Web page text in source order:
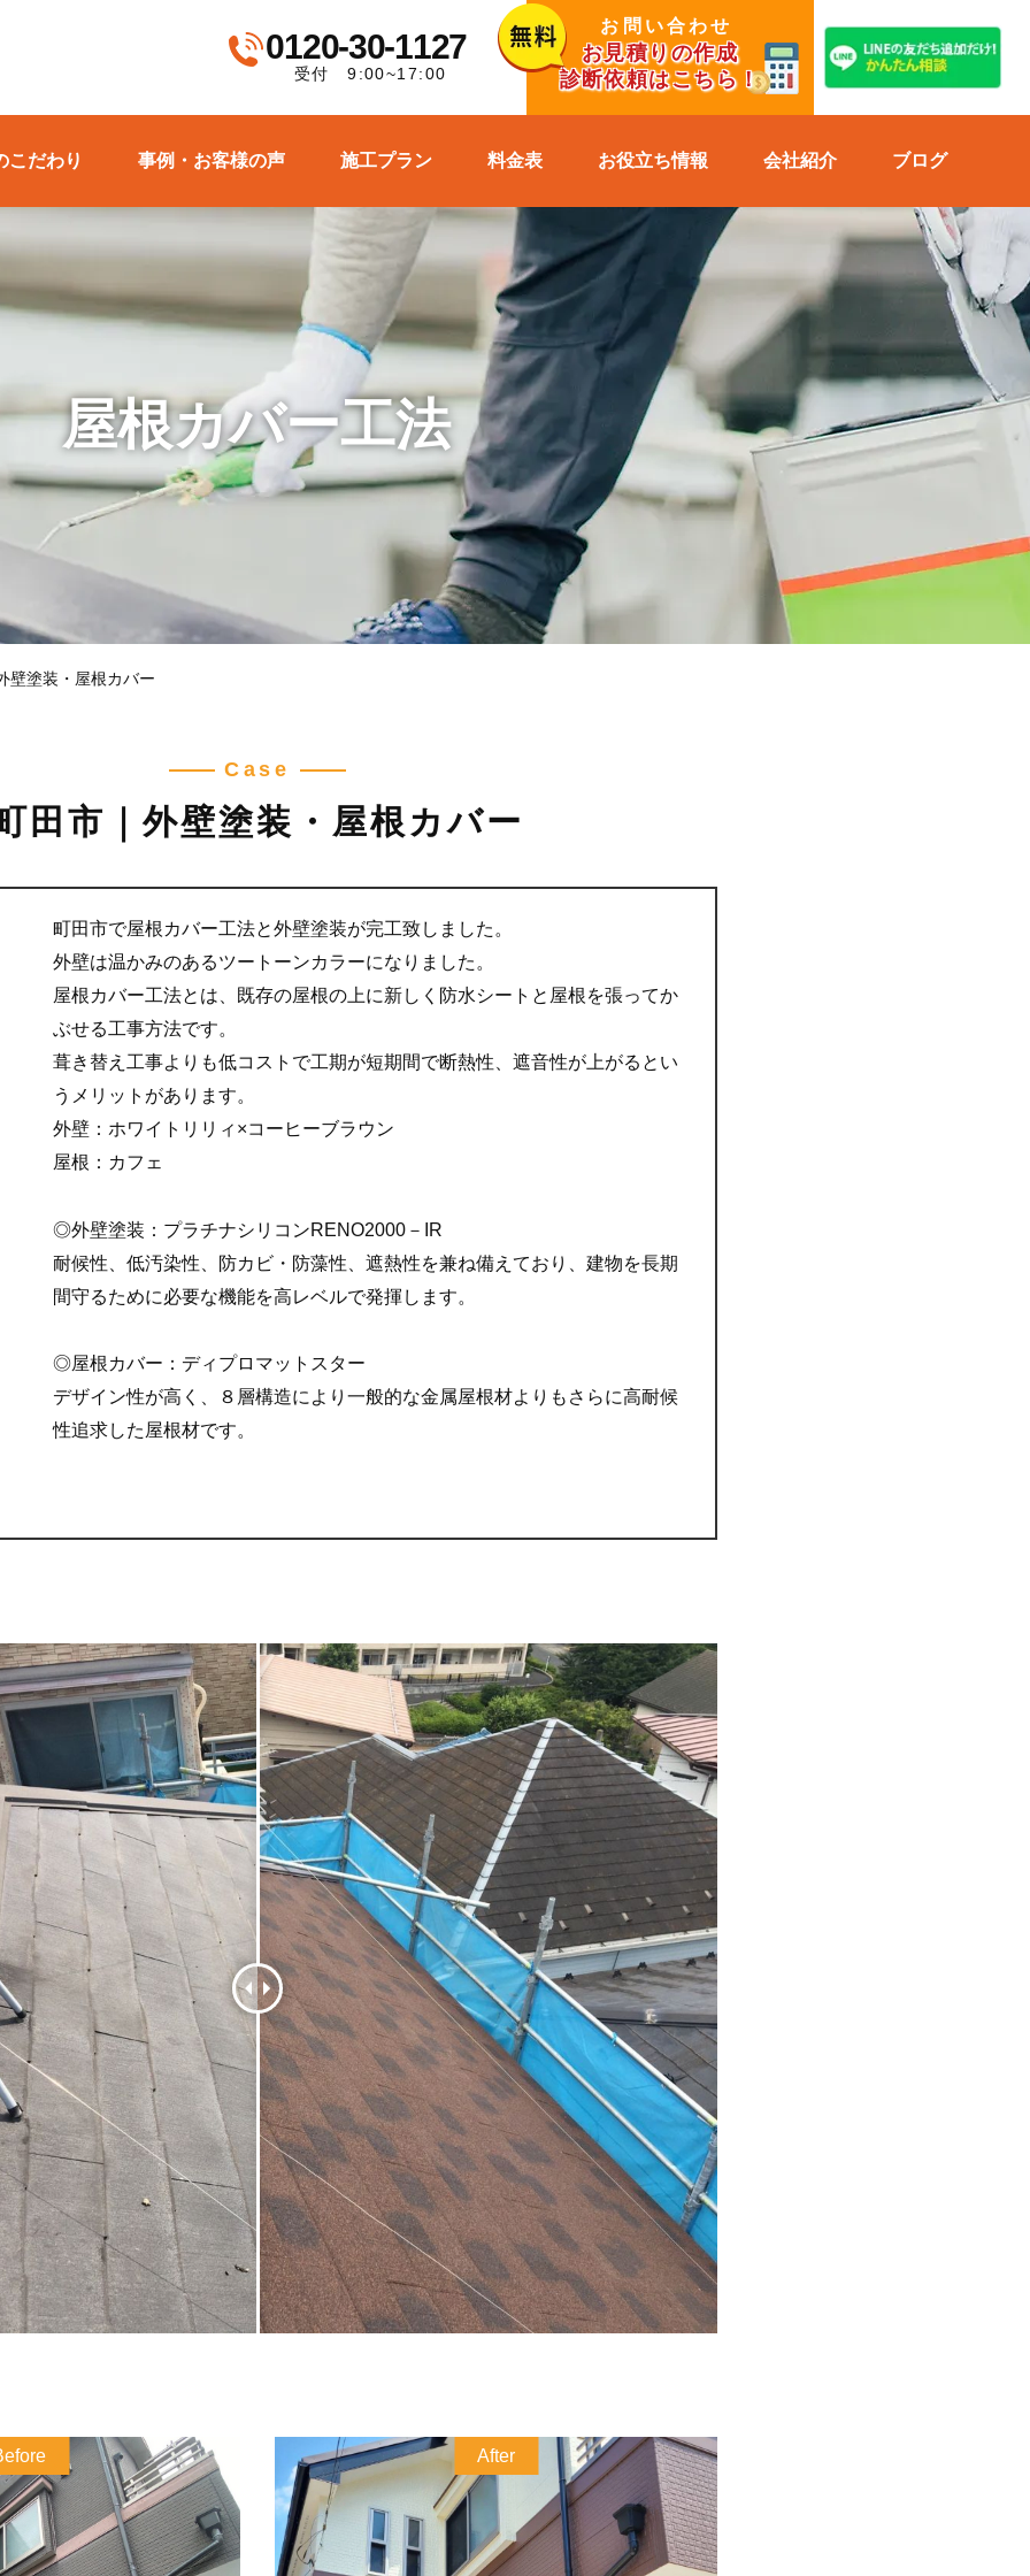
0120-30-1127
受付 9:00~17:00
お問い合わせ
お見積りの作成
診断依頼はこちら！
こだわり 事例・お客様の声 施工プラン 料金表 お役立ち情報 会社紹介 ブログ
屋根カバー工法
壁塗装・屋根カバー
Case
田市｜外壁塗装・屋根カバー
町田市で屋根カバー工法と外壁塗装が完工致しました。
外壁は温かみのあるツートーンカラーになりました。
屋根カバー工法とは、既存の屋根の上に新しく防水シートと屋根を張ってか
ぶせる工事方法です。
葺き替え工事よりも低コストで工期が短期間で断熱性、遮音性が上がるとい
うメリットがあります。
外壁：ホワイトリリィ×コーヒーブラウン
屋根：カフェ
◎外壁塗装：プラチナシリコンRENO2000－IR
耐候性、低汚染性、防カビ・防藻性、遮熱性を兼ね備えており、建物を長期
間守るために必要な機能を高レベルで発揮します。
◎屋根カバー：ディプロマットスター
デザイン性が高く、８層構造により一般的な金属屋根材よりもさらに高耐候
性追求した屋根材です。
After